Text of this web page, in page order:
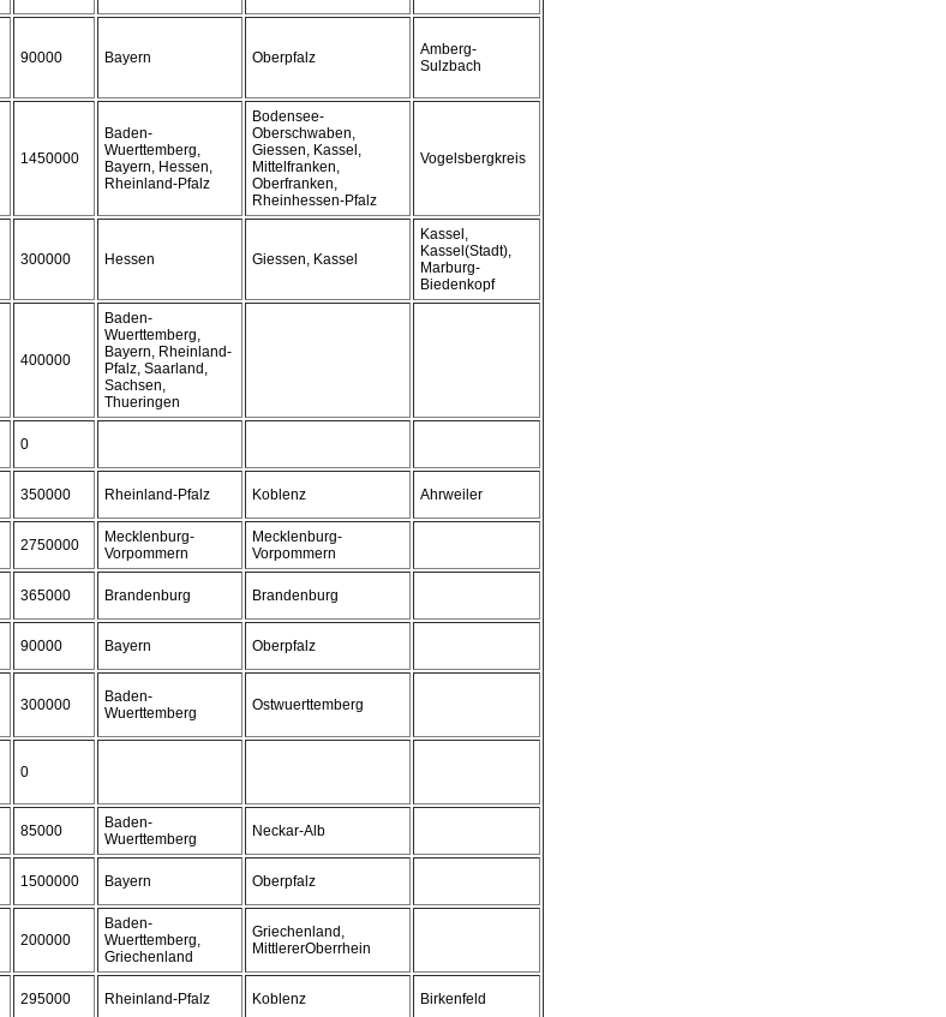
90000 Bayern Oberpfalz
Amberg-
Sulzbach
1450000
Baden-
Wuerttemberg,
Bayern, Hessen,
Rheinland-Pfalz
Bodensee-
Oberschwaben,
Giessen, Kassel,
Mittelfranken,
Oberfranken,
Rheinhessen-Pfalz
Vogelsbergkreis
300000 Hessen Giessen, Kassel
Kassel,
Kassel(Stadt),
Marburg-
Biedenkopf
400000
Baden-
Wuerttemberg,
Bayern, Rheinland-
Pfalz, Saarland,
Sachsen,
Thueringen
0
350000 Rheinland-Pfalz Koblenz Ahrweiler
2750000
Mecklenburg-
Vorpommern
Mecklenburg-
Vorpommern
365000 Brandenburg Brandenburg
90000 Bayern Oberpfalz
300000
Baden-
Wuerttemberg
Ostwuerttemberg
0
85000
Baden-
Wuerttemberg
Neckar-Alb
1500000 Bayern Oberpfalz
200000
Baden-
Wuerttemberg,
Griechenland
Griechenland,
MittlererOberrhein
295000 Rheinland-Pfalz Koblenz Birkenfeld